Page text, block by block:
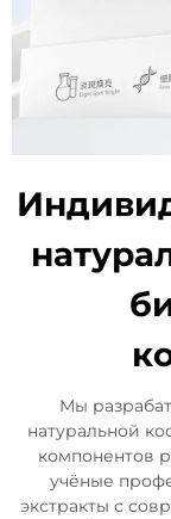
Мы
натуральной
компонентов
учёные
экстракты с